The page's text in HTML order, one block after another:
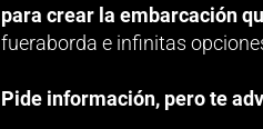
para crear la embarcación
fueraborda e infinitas
Pide información, pero te